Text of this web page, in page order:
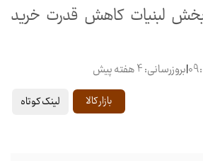
لبنیات کاهش قدرت خرید
|بروزرسانی: 4 هفته پیش
بازار کالا لینک کوتاه